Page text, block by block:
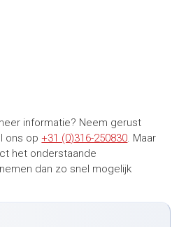
informatie? Neem gerust
ons op +31 (0)316-250830. Maar
het onderstaande
dan zo snel mogelijk